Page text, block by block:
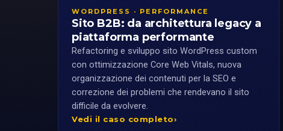
WORDPRESS · PERFORMANCE
Sito B2B: da architettura legacy a
piattaforma performante
Refactoring e sviluppo sito WordPress custom
con ottimizzazione Core Web Vitals, nuova
organizzazione dei contenuti per la SEO e
correzione dei problemi che rendevano il sito
difficile da evolvere.
Vedi il caso completo